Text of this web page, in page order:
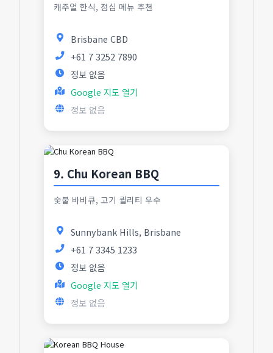
캐주얼 한식, 점심 메뉴 추천
Brisbane CBD
+61 7 3252 7890
정보 없음
Google 지도 열기
정보 없음
9. Chu Korean BBQ
숯불 바비큐, 고기 퀄리티 우수
Sunnybank Hills, Brisbane
+61 7 3345 1233
정보 없음
Google 지도 열기
정보 없음